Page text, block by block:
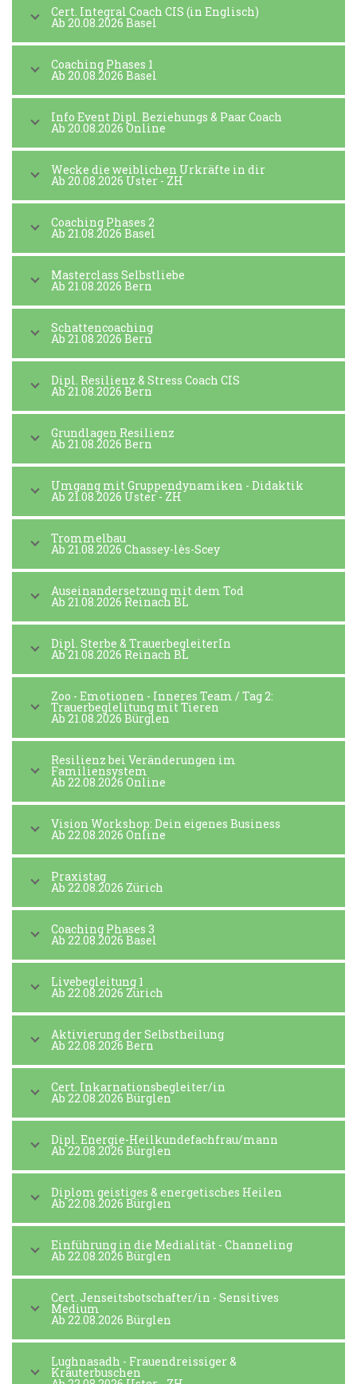
Cert. Integral Coach CIS (in Englisch)
Ab 20.08.2026 Basel
Coaching Phases 1
Ab 20.08.2026 Basel
Info Event Dipl. Beziehungs & Paar Coach
Ab 20.08.2026 Online
Wecke die weiblichen Urkräfte in dir
Ab 20.08.2026 Uster - ZH
Coaching Phases 2
Ab 21.08.2026 Basel
Masterclass Selbstliebe
Ab 21.08.2026 Bern
Schattencoaching
Ab 21.08.2026 Bern
Dipl. Resilienz & Stress Coach CIS
Ab 21.08.2026 Bern
Grundlagen Resilienz
Ab 21.08.2026 Bern
Umgang mit Gruppendynamiken - Didaktik
Ab 21.08.2026 Uster - ZH
Trommelbau
Ab 21.08.2026 Chassey-lès-Scey
Auseinandersetzung mit dem Tod
Ab 21.08.2026 Reinach BL
Dipl. Sterbe & TrauerbegleiterIn
Ab 21.08.2026 Reinach BL
Zoo - Emotionen - Inneres Team / Tag 2:
Trauerbeglelitung mit Tieren
Ab 21.08.2026 Bürglen
Resilienz bei Veränderungen im
Familiensystem
Ab 22.08.2026 Online
Vision Workshop: Dein eigenes Business
Ab 22.08.2026 Online
Praxistag
Ab 22.08.2026 Zürich
Coaching Phases 3
Ab 22.08.2026 Basel
Livebegleitung 1
Ab 22.08.2026 Zürich
Aktivierung der Selbstheilung
Ab 22.08.2026 Bern
Cert. Inkarnationsbegleiter/in
Ab 22.08.2026 Bürglen
Dipl. Energie-Heilkundefachfrau/mann
Ab 22.08.2026 Bürglen
Diplom geistiges & energetisches Heilen
Ab 22.08.2026 Bürglen
Einführung in die Medialität - Channeling
Ab 22.08.2026 Bürglen
Cert. Jenseitsbotschafter/in - Sensitives
Medium
Ab 22.08.2026 Bürglen
Lughnasadh - Frauendreissiger &
Kräuterbuschen